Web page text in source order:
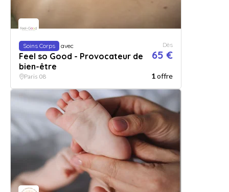
Soins Corps avec
Feel so Good - Provocateur de
bien-être
Dès
65 €
Paris 08 1offre